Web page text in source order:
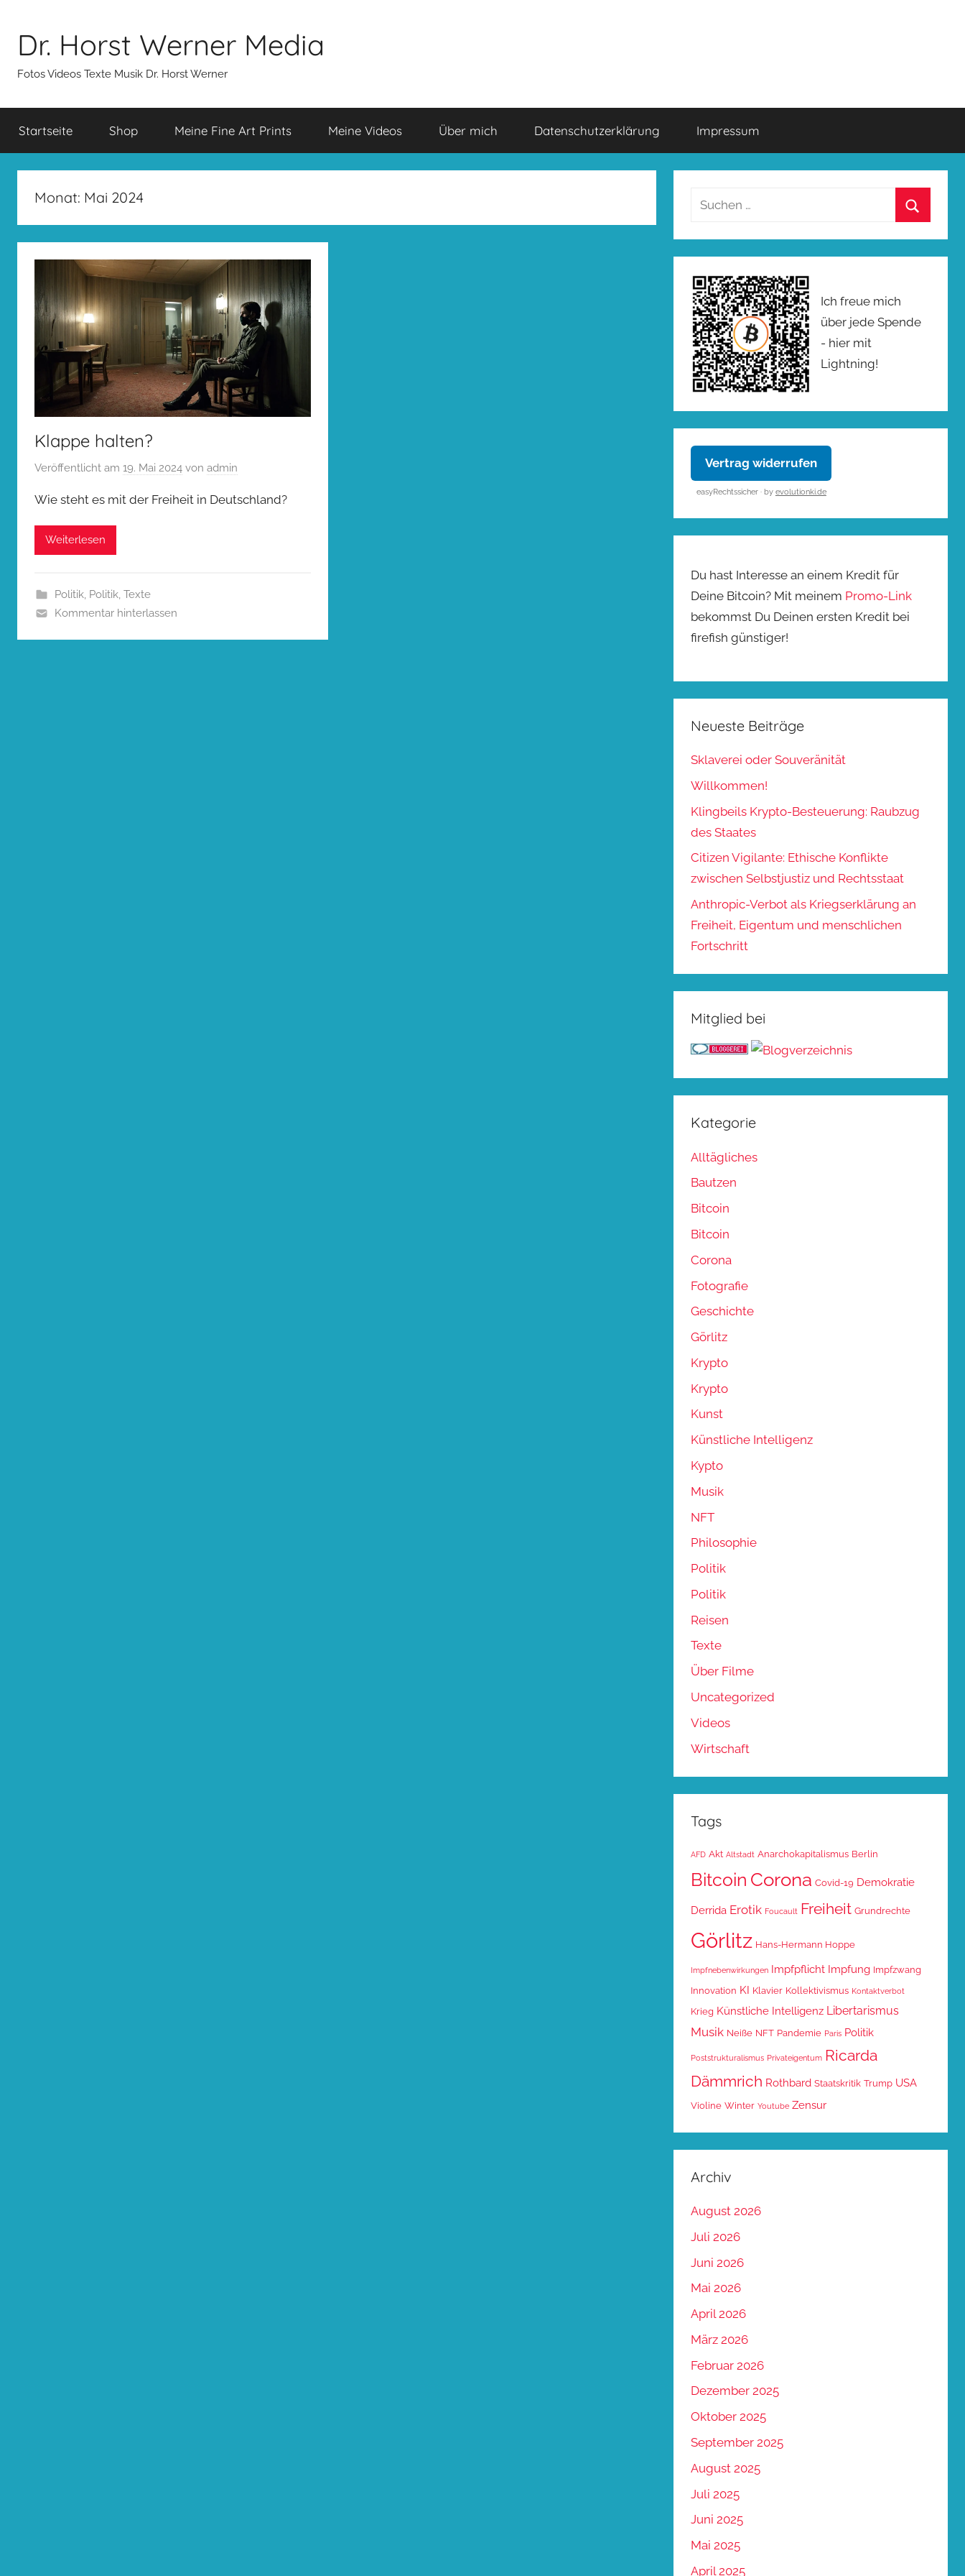
springen
Dr. Horst Werner Media
Fotos Videos Texte Musik Dr. Horst Werner
Startseite Shop Meine Fine Art Prints Meine Videos Über mich Datenschutzerklärung Impressum
Monat: Mai 2024
Klappe halten?
Veröffentlicht am 19. Mai 2024 von admin
Wie steht es mit der Freiheit in Deutschland?
Weiterlesen
Politik, Politik, Texte
Kommentar hinterlassen
Suchen
Ich freue mich
über jede Spende
- hier mit
Lightning!
Vertrag widerrufen
easyRechtssicher · by evolutionki.de
Du hast Interesse an einem Kredit für
Deine Bitcoin? Mit meinem Promo-Link
bekommst Du Deinen ersten Kredit bei
firefish günstiger!
Neueste Beiträge
Sklaverei oder Souveränität
Willkommen!
Klingbeils Krypto-Besteuerung: Raubzug
des Staates
Citizen Vigilante: Ethische Konflikte
zwischen Selbstjustiz und Rechtsstaat
Anthropic-Verbot als Kriegserklärung an
Freiheit, Eigentum und menschlichen
Fortschritt
Mitglied bei
Kategorie
Alltägliches
Bautzen
Bitcoin
Bitcoin
Corona
Fotografie
Geschichte
Görlitz
Krypto
Krypto
Kunst
Künstliche Intelligenz
Kypto
Musik
NFT
Philosophie
Politik
Politik
Reisen
Texte
Über Filme
Uncategorized
Videos
Wirtschaft
Tags
AFD Akt Altstadt Anarchokapitalismus Berlin
Bitcoin Corona Covid-19 Demokratie
Derrida Erotik Foucault Freiheit Grundrechte
Görlitz Hans-Hermann Hoppe
Impfnebenwirkungen Impfpflicht Impfung Impfzwang
Innovation KI Klavier Kollektivismus Kontaktverbot
Krieg Künstliche Intelligenz Libertarismus
Musik Neiße NFT Pandemie Paris Politik
Poststrukturalismus Privateigentum Ricarda
Dämmrich Rothbard Staatskritik Trump USA
Violine Winter Youtube Zensur
Archiv
August 2026
Juli 2026
Juni 2026
Mai 2026
April 2026
März 2026
Februar 2026
Dezember 2025
Oktober 2025
September 2025
August 2025
Juli 2025
Juni 2025
Mai 2025
April 2025